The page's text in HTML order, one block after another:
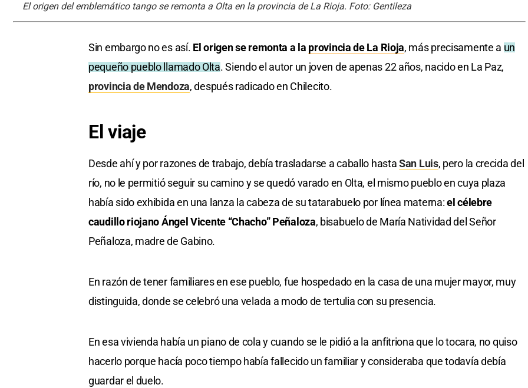
El origen del emblemático tango se remonta a Olta en la provincia de La Rioja. Foto: Gentileza
Sin embargo no es así. El origen se remonta a la provincia de La Rioja, más precisamente a un
pequeño pueblo llamado Olta. Siendo el autor un joven de apenas 22 años, nacido en La Paz,
provincia de Mendoza, después radicado en Chilecito.
El viaje
Desde ahí y por razones de trabajo, debía trasladarse a caballo hastaSan Luis, pero la crecida del
río, no le permitió seguir su camino y se quedó varado en Olta, el mismo pueblo en cuya plaza
había sido exhibida en una lanza la cabeza de su tatarabuelo por línea materna:el célebre
caudillo riojano Ángel Vicente “Chacho” Peñaloza, bisabuelo de María Natividad del Señor
Peñaloza, madre de Gabino.
En razón de tener familiares en ese pueblo, fue hospedado en la casa de una mujer mayor, muy
distinguida, donde se celebró una velada a modo de tertulia con su presencia.
En esa vivienda había un piano de cola y cuando se le pidió a la anfitriona que lo tocara, no quiso
hacerlo porque hacía poco tiempo había fallecido un familiar y consideraba que todavía debía
guardar el duelo.